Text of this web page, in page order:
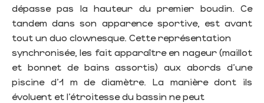
dépasse pas la hauteur du premier boudin. Ce
tandem dans son apparence sportive, est avant
tout un duo clownesque. Cette représentation
synchronisée, les fait apparaître en nageur (maillot
et bonnet de bains assortis) aux abords d’une
piscine d’1 m de diamètre. La manière dont ils
évoluent et l’étroitesse du bassin ne peut